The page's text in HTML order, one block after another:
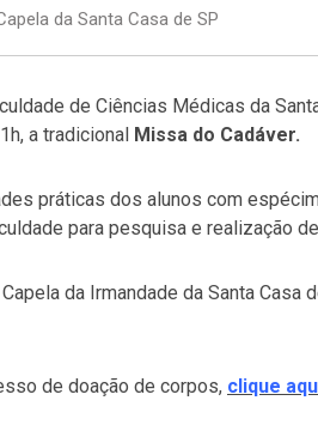
da Santa Casa de SP
de Ciências Médicas da
a tradicional Missa do Cadáver.
práticas dos alunos com
para pesquisa e realização
da Irmandade da Santa Casa
de doação de corpos, clique